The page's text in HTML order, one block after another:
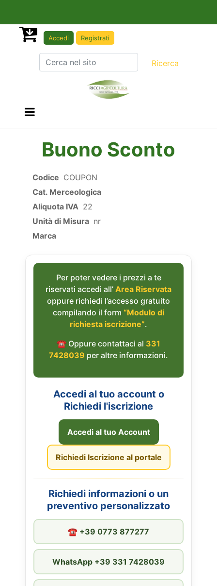
Accedi Registrati
Open menu
Buono Sconto
Codice COUPON
Cat. Merceologica
Aliquota IVA 22
Unità di Misura nr
Marca
Per poter vedere i prezzi a te
riservati accedi all’ Area Riservata
oppure richiedi l’accesso gratuito
compilando il form “Modulo di
richiesta iscrizione”.
☎︎ Oppure contattaci al 331
7428039 per altre informazioni.
Accedi al tuo account o
Richiedi l'iscrizione
Accedi al tuo Account
Richiedi Iscrizione al portale
Richiedi informazioni o un
preventivo personalizzato
☎︎ +39 0773 877277
WhatsApp +39 331 7428039